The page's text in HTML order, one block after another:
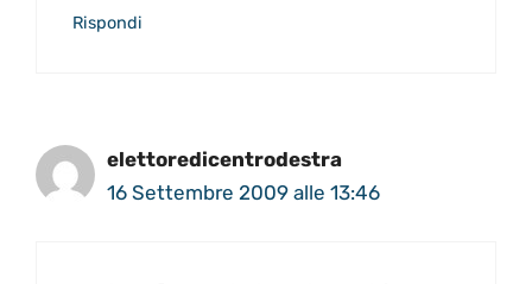
Rispondi
elettoredicentrodestra
16 Settembre 2009 alle 13:46